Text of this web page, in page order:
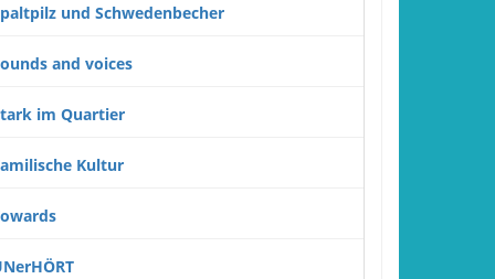
und Schwedenbecher
and voices
im Quartier
Kultur